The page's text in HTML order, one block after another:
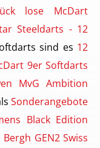
lose McDart
Steeldarts - 12
sind es 12
9er Softdarts
MvG Ambition
Sonderangebote
Black Edition
GEN2 Swiss